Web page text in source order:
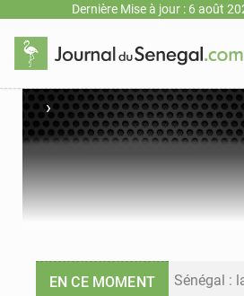
Dernière Mise à jour : 6 août
›
EN CE MOMENT